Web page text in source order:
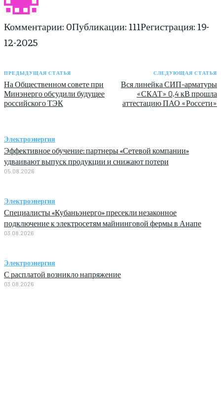
Комментарии: 0Публикации: 111Регистрация: 19-
12-2025
ПРЕДЫДУЩАЯ СТАТЬЯ
На Общественном совете при
Минэнерго обсудили будущее
российского ТЭК
СЛЕДУЮЩАЯ СТАТЬЯ
Вся линейка СИП-арматуры
«СКАТ» 0,4 кВ прошла
аттестацию ПАО «Россети»
Электроэнергия
Эффективное обучение: партнеры «Сетевой компании»
удваивают выпуск продукции и снижают потери
05.08.2026
Электроэнергия
Специалисты «Кубаньэнерго» пресекли незаконное
подключение к электросетям майнинговой фермы в Анапе
03.08.2026
Электроэнергия
С расплатой возникло напряжение
03.08.2026